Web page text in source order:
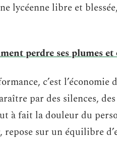
lycéenne libre et
perdre ses plumes
c’est l’économie
par des silences,
à fait la douleur du
sur un équilibre